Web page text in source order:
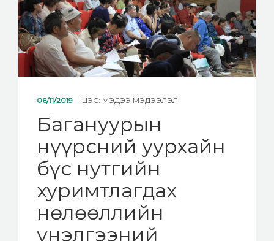
06/11/2019 ЦЭС: МЭДЭЭ МЭДЭЭЛЭЛ
Багануурын
нүүрсний уурхайн
бүс нутгийн
хуримтлагдах
нөлөөллийн
үнэлгээний